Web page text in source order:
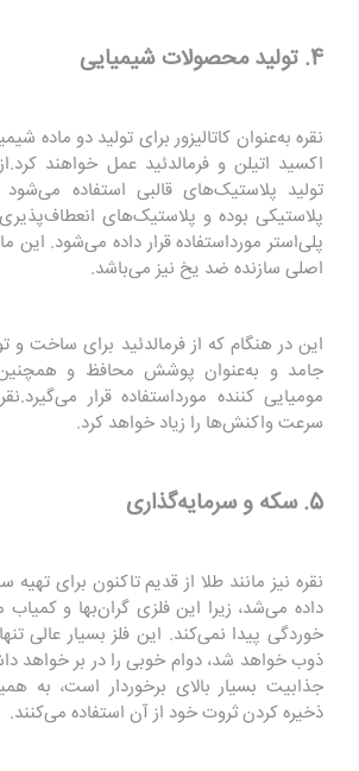
4. تولید محصولات شیمیایی
نقره به‌عنوان کاتالیزور برای تولید دو ماده
اکسید اتیلن و فرمالدئید عمل خواهند کرد.
تولید پلاستیک‌های قالبی استفاده می‌شود
پلاستیکی بوده و پلاستیک‌های انعطاف‌پذیری
پلی‌استر مورداستفاده قرار داده می‌شود. این
اصلی سازنده ضد یخ نیز می‌باشد.
این در هنگام که از فرمالدئید برای ساخت و
جامد و به‌عنوان پوشش محافظ و
مومیایی کننده مورداستفاده قرار می‌گیرد.
سرعت واکنش‌ها را زیاد خواهد کرد.
5. سکه و سرمایه‌گذاری
نقره نیز مانند طلا از قدیم تاکنون برای تهیه
داده می‌شد، زیرا این فلزی گران‌بها و
خوردگی پیدا نمی‌کند. این فلز بسیار عالی
ذوب خواهد شد، دوام خوبی را در بر
جذابیت بسیار بالای برخوردار است، به
ذخیره کردن ثروت خود از آن استفاده می‌کنند.